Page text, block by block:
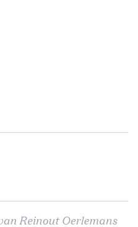
Reinout Oerlemans